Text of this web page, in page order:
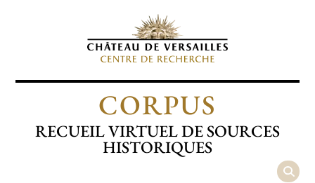
CORPUS
RECUEIL VIRTUEL DE SOURCES
HISTORIQUES